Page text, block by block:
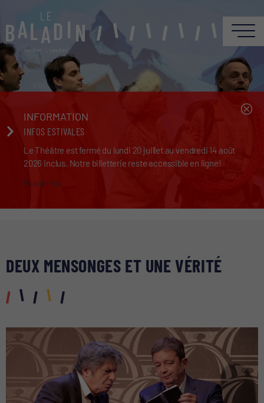
INFORMATION
INFOS ESTIVALES
Le Théâtre est fermé du lundi 20 juillet au vendredi 14 août
2026 inclus. Notre billetterie reste accessible en ligne!
Plus d'infos
DEUX MENSONGES ET UNE VÉRITÉ